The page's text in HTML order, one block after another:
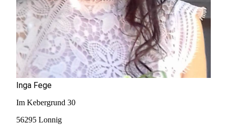
Inga Fege
Im Kebergrund 30
56295 Lonnig